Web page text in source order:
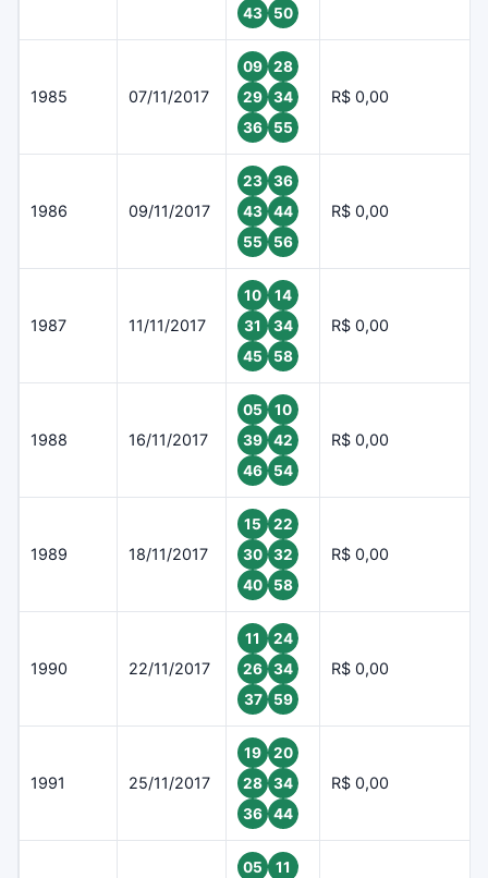
43
50
1985 07/11/2017
09
28
29
34
36
55
R$ 0,00
1986 09/11/2017
23
36
43
44
55
56
R$ 0,00
1987 11/11/2017
10
14
31
34
45
58
R$ 0,00
1988 16/11/2017
05
10
39
42
46
54
R$ 0,00
1989 18/11/2017
15
22
30
32
40
58
R$ 0,00
1990 22/11/2017
11
24
26
34
37
59
R$ 0,00
1991 25/11/2017
19
20
28
34
36
44
R$ 0,00
05
11